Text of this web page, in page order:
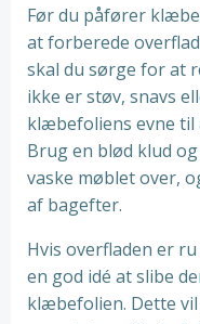
Før du påfører
at forberede
skal du sørge for at
ikke er støv, snavs
klæbefoliens evne
Brug en blød klud
vaske møblet over,
af bagefter.
Hvis overfladen er
en god idé at slibe
klæbefolien. Dette